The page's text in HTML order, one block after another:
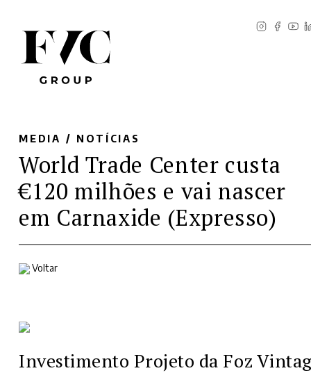
MEDIA / NOTÍCIAS
World Trade Center custa
€120 milhões e vai nascer
em Carnaxide (Expresso)
Voltar
Investimento Projeto da Foz